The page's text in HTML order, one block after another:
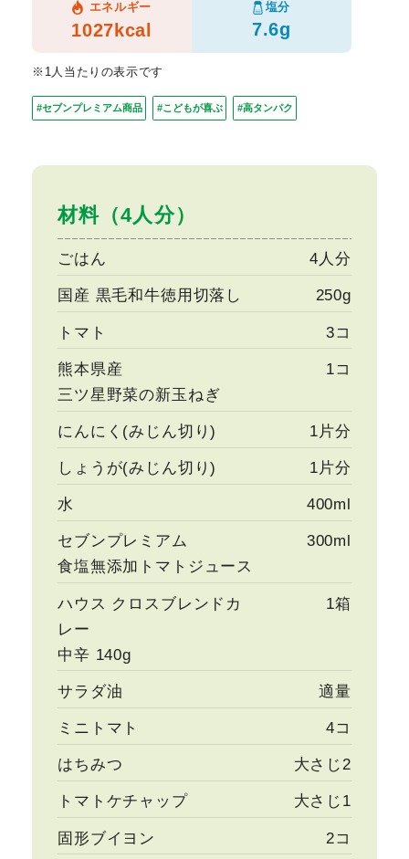
材料（4人分）
ごはん 4人分
国産 黒毛和牛徳用切落し 250g
トマト 3コ
熊本県産
三ツ星野菜の新玉ねぎ
1コ
にんにく(みじん切り) 1片分
しょうが(みじん切り) 1片分
水 400ml
セブンプレミアム
食塩無添加トマトジュース
300ml
ハウス クロスブレンドカ
レー
中辛 140g
1箱
サラダ油 適量
ミニトマト 4コ
はちみつ 大さじ2
トマトケチャップ 大さじ1
固形ブイヨン 2コ
エネルギー
1027kcal
塩分
7.6g
※1人当たりの表示です
#セブンプレミアム商品 #こどもが喜ぶ #高タンパク